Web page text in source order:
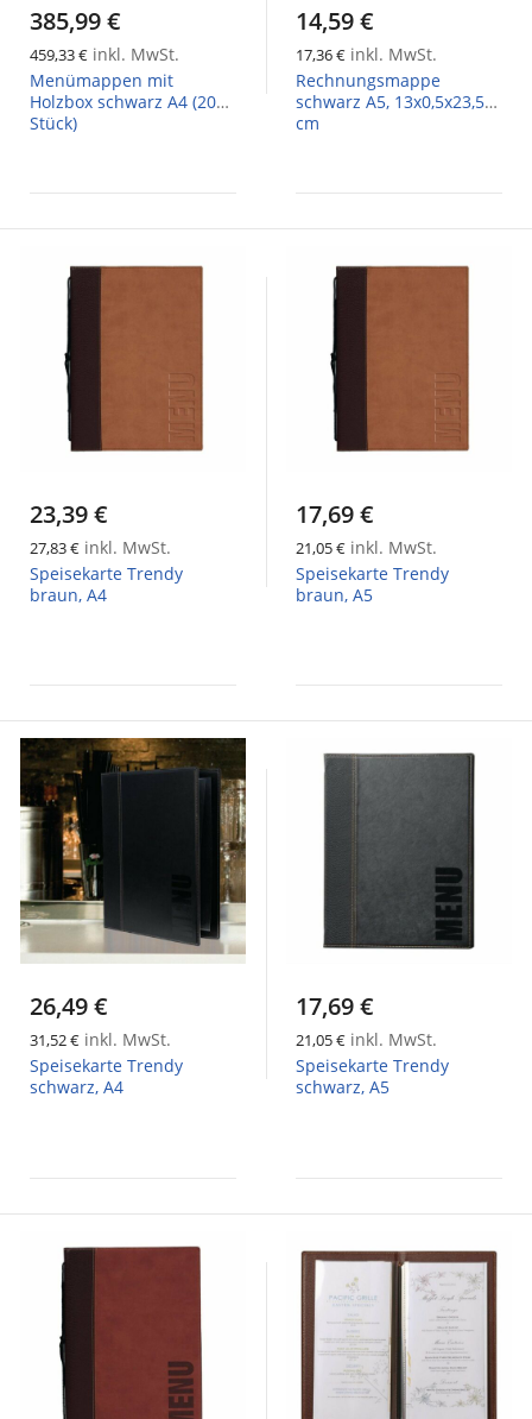
385,99 €
459,33 € inkl. MwSt.
Menümappen mit
Holzbox schwarz A4 (20
Stück)
14,59 €
17,36 € inkl. MwSt.
Rechnungsmappe
schwarz A5, 13x0,5x23,5
cm
23,39 €
27,83 € inkl. MwSt.
Speisekarte Trendy
braun, A4
17,69 €
21,05 € inkl. MwSt.
Speisekarte Trendy
braun, A5
26,49 €
31,52 € inkl. MwSt.
Speisekarte Trendy
schwarz, A4
17,69 €
21,05 € inkl. MwSt.
Speisekarte Trendy
schwarz, A5